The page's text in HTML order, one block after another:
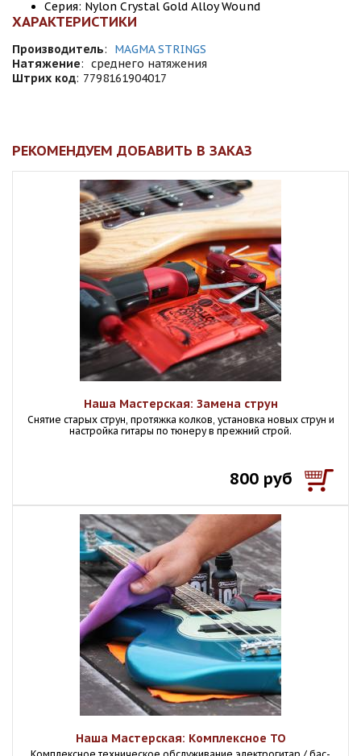
Серия: Nylon Crystal Gold Alloy Wound
ХАРАКТЕРИСТИКИ
Производитель:
MAGMA STRINGS
Натяжение: среднего натяжения
Штрих код: 7798161904017
РЕКОМЕНДУЕМ ДОБАВИТЬ В ЗАКАЗ
Наша Мастерская: Замена струн
Снятие старых струн, протяжка колков, установка новых струн и
настройка гитары по тюнеру в прежний строй.
800 руб
Наша Мастерская: Комплексное ТО